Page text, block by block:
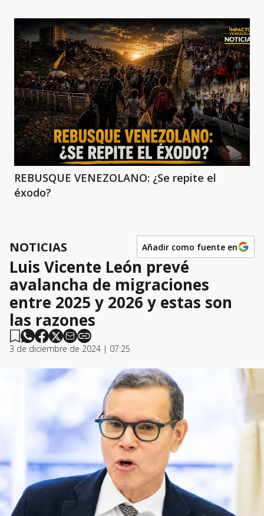
REBUSQUE VENEZOLANO: ¿Se repite el
éxodo?
NOTICIAS Añadir como fuente en
Luis Vicente León prevé
avalancha de migraciones
entre 2025 y 2026 y estas son
las razones
3 de diciembre de 2024 | 07:25